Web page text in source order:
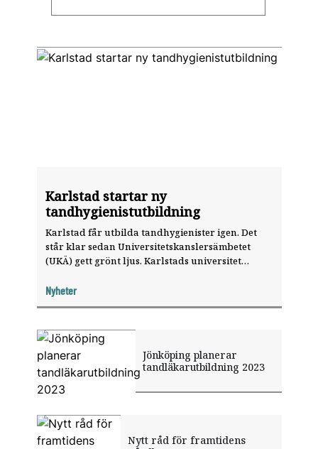
Karlstad startar ny
tandhygienistutbildning
Karlstad får utbilda tandhygienister igen. Det
står klar sedan Universitetskanslersämbetet
(UKÄ) gett grönt ljus. Karlstads universitet
hösten 2020.
Nyheter
Jönköping planerar
tandläkarutbildning 2023
Nytt råd för framtidens